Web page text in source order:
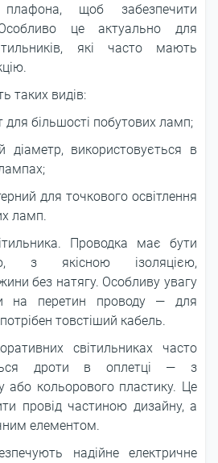
щоб забезпечити
Особливо це актуально для
які часто мають
таких видів:
для більшості побутових ламп;
використовується в
для точкового освітлення
ламп.
Проводка має бути
з якісною ізоляцією,
без натягу. Особливу увагу
на перетин проводу — для
товстіший кабель.
світильниках часто
дроти в оплетці — з
або кольорового пластику. Це
провід частиною дизайну, а
елементом.
надійне електричне